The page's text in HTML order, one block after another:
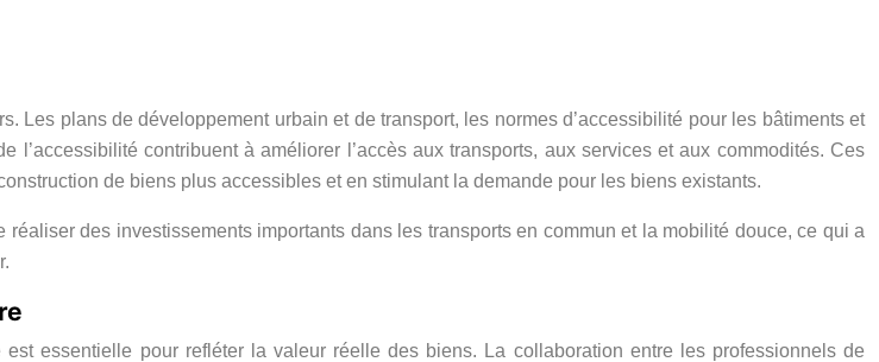
Les plans de développement urbain et de transport, les normes d’accessibilité pour les bâtiments et
contribuent à améliorer l’accès aux transports, aux services et aux commodités. Ces
de biens plus accessibles et en stimulant la demande pour les biens existants.
des investissements importants dans les transports en commun et la mobilité douce, ce qui a
essentielle pour refléter la valeur réelle des biens. La collaboration entre les professionnels de